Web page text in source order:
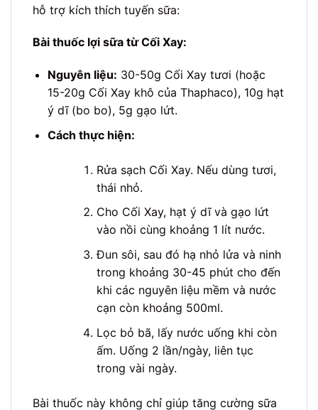
hỗ trợ kích thích tuyến sữa:
Bài thuốc lợi sữa từ Cối Xay:
Nguyên liệu: 30-50g Cối Xay tươi (hoặc
15-20g Cối Xay khô của Thaphaco), 10g hạt
ý dĩ (bo bo), 5g gạo lứt.
Cách thực hiện:
Rửa sạch Cối Xay. Nếu dùng tươi,
thái nhỏ.
Cho Cối Xay, hạt ý dĩ và gạo lứt
vào nồi cùng khoảng 1 lít nước.
Đun sôi, sau đó hạ nhỏ lửa và ninh
trong khoảng 30-45 phút cho đến
khi các nguyên liệu mềm và nước
cạn còn khoảng 500ml.
Lọc bỏ bã, lấy nước uống khi còn
ấm. Uống 2 lần/ngày, liên tục
trong vài ngày.
Bài thuốc này không chỉ giúp tăng cường sữa